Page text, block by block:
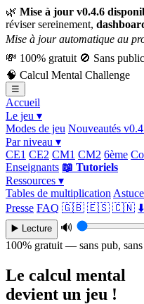
🌿 Mise à jour v0.4.6
réviser sereinement,
Mise à jour automatique au
💸 100% gratuit 🚫 Sans
🧠 Calcul Mental Challenge
☰
Accueil
Le jeu ▾
Modes de jeu Nouveautés
Par niveau ▾
CE1 CE2 CM1 CM2 6ème
Enseignants 📖 Tutoriels
Ressources ▾
Tables de multiplication
Presse FAQ 🇬🇧 🇪🇸 🇨🇳
▶️ Lecture
🔊
100% gratuit — sans pub, sans
Le calcul mental
devient un jeu !